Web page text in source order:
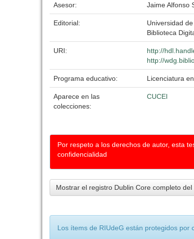
Asesor: Jaime Alfonso
Editorial:
Universidad
Biblioteca
URI:
http://
http://
Programa educativo: Licenciatura
Aparece en las
colecciones:
CUCEI
Por respeto a los derechos de autor, esta
confidencialidad
Mostrar el registro Dublin Core completo del
Los ítems de RIUdeG están protegidos por